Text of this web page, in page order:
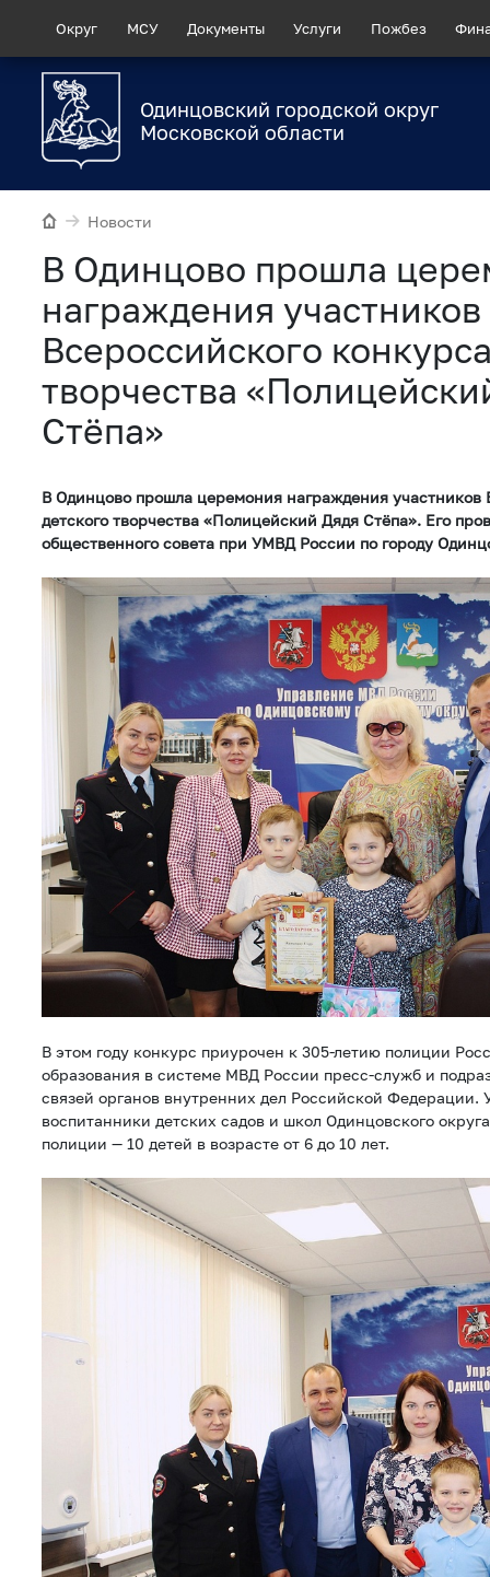
Округ МСУ Документы Услуги Пожбез
Одинцовский городской округ
Московской области
Новости
В Одинцово прошла
награждения участников
Всероссийского
творчества
Стёпа»
В Одинцово прошла церемония награждения участников
детского творчества «Полицейский Дядя Стёпа». Его
общественного совета при УМВД России по городу
В этом году конкурс приурочен к 305-летию полиции
образования в системе МВД России пресс-служб и
связей органов внутренних дел Российской Федерации.
воспитанники детских садов и школ Одинцовского
полиции — 10 детей в возрасте от 6 до 10 лет.